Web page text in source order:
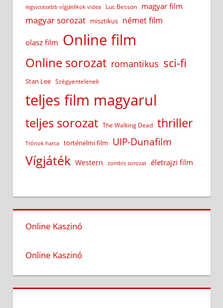
legviccesebb vígjátékok videa Luc Besson magyar film
magyar sorozat misztikus német film
olasz film Online film
Online sorozat romantikus sci-fi
Stan Lee Szégyentelenek
teljes film magyarul
teljes sorozat The Walking Dead thriller
Trónok harca történelmi film UIP-Dunafilm
Vígjáték Western zombis sorozat életrajzi film
Online Kaszinó
Online Kaszinó